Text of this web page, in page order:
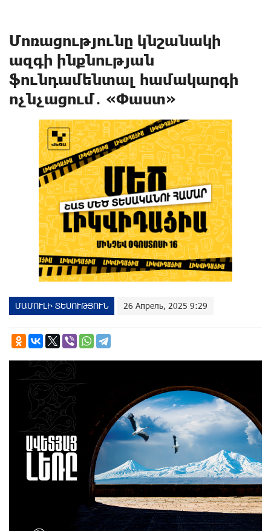
Մոռացությունը կնշանակի
ազգի ինքնության
ֆունդամենտալ համակարգի
ոչնչացում․ «Փաստ»
ՄԱՄՈՒԼԻ ՏԵՍՈՒԹՅՈՒՆ 26 Апрель, 2025 9:29